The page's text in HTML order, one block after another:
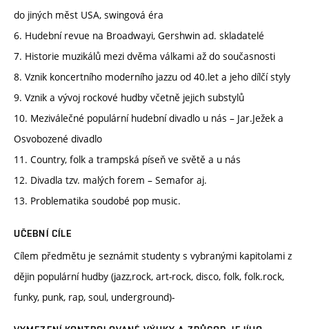
do jiných měst USA, swingová éra
6. Hudební revue na Broadwayi, Gershwin ad. skladatelé
7. Historie muzikálů mezi dvěma válkami až do současnosti
8. Vznik koncertního moderního jazzu od 40.let a jeho dílčí styly
9. Vznik a vývoj rockové hudby včetně jejich substylů
10. Meziválečné populární hudební divadlo u nás – Jar.Ježek a
Osvobozené divadlo
11. Country, folk a trampská píseň ve světě a u nás
12. Divadla tzv. malých forem – Semafor aj.
13. Problematika soudobé pop music.
UČEBNÍ CÍLE
Cílem předmětu je seznámit studenty s vybranými kapitolami z
dějin populární hudby (jazz,rock, art-rock, disco, folk, folk.rock,
funky, punk, rap, soul, underground)-